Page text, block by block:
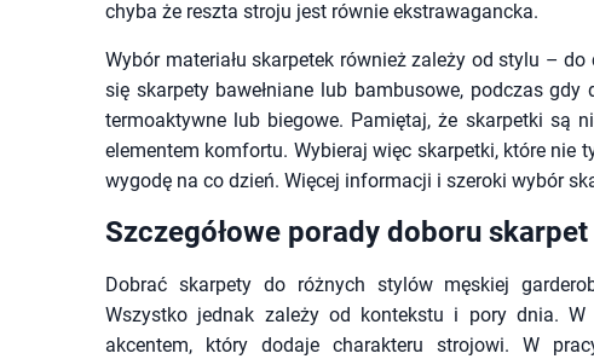
chyba że reszta stroju jest równie ekstrawagancka.
Wybór materiału skarpetek również zależy od stylu –
się skarpety bawełniane lub bambusowe, podczas
termoaktywne lub biegowe. Pamiętaj, że skarpetki są
elementem komfortu. Wybieraj więc skarpetki, które nie
wygodę na co dzień. Więcej informacji i szeroki wybór
Szczegółowe porady doboru
Dobrać skarpety do różnych stylów męskiej
Wszystko jednak zależy od kontekstu i pory dnia.
akcentem, który dodaje charakteru strojowi. W